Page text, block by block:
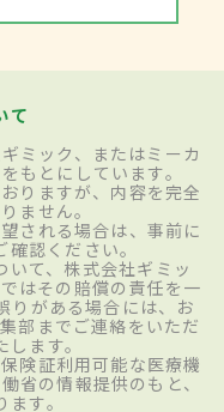
て
ミック、またはミーカ
もとにしています。
りますが、内容を完全
ません。
される場合は、事前に
認ください。
いて、株式会社ギミッ
はその賠償の責任を一
りがある場合には、お
部までご連絡をいただ
ます。
険証利用可能な医療機
省の情報提供のもと、
す。